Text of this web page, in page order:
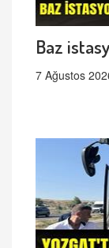
Baz
7 Ağustos